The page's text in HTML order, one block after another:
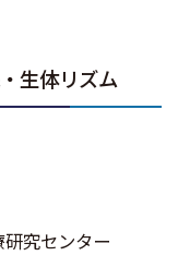
生体リズム
究センター